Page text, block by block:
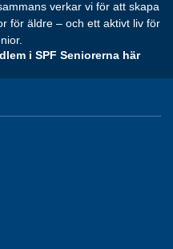
verkar vi för att skapa
för äldre – och ett aktivt liv för
i SPF Seniorerna här